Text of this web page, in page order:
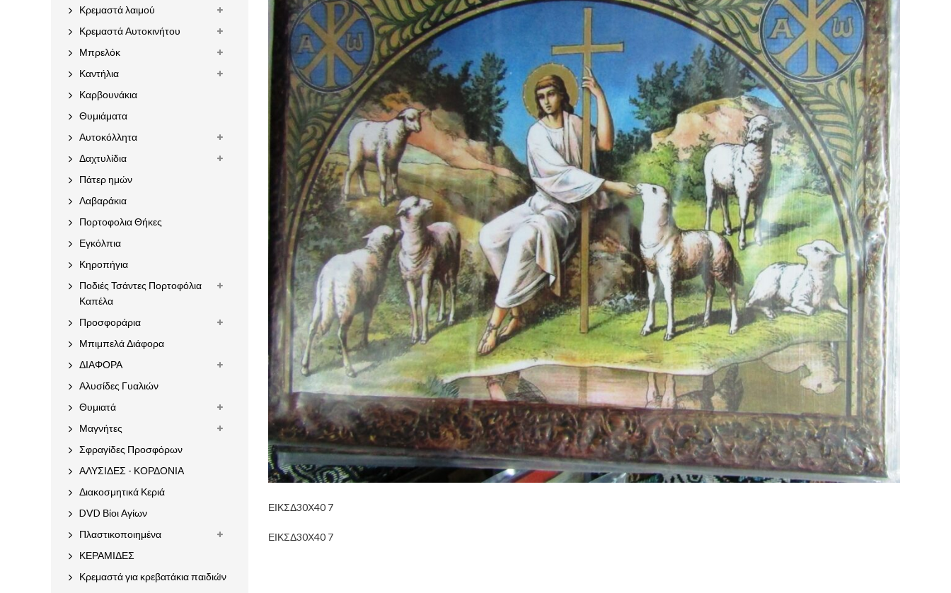
ΕΙΚΣΔ30Χ40 7
ΕΙΚΣΔ30Χ40 7
Κρεμαστά λαιμού
Κρεμαστά Αυτοκινήτου
Μπρελόκ
Καντήλια
Καρβουνάκια
Θυμιάματα
Αυτοκόλλητα
Δαχτυλίδια
Πάτερ ημών
Λαβαράκια
Πορτοφολια Θήκες
Εγκόλπια
Κηροπήγια
Ποδιές Τσάντες Πορτοφόλια
Καπέλα
Προσφοράρια
Μπιμπελά Διάφορα
ΔΙΑΦΟΡΑ
Αλυσίδες Γυαλιών
Θυμιατά
Μαγνήτες
Σφραγίδες Προσφόρων
ΑΛΥΣΙΔΕΣ - ΚΟΡΔΟΝΙΑ
Διακοσμητικά Κεριά
DVD Βίοι Αγίων
Πλαστικοποιημένα
ΚΕΡΑΜΙΔΕΣ
Κρεμαστά για κρεβατάκια παιδιών